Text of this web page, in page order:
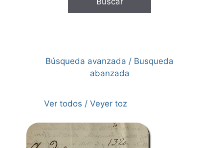
Búsqueda avanzada / Busqueda
abanzada